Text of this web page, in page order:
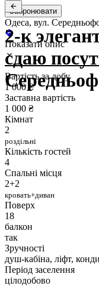
2-к
сдаю
Забронювати
Одеса, вул.
Показати опис
Вартість за добу
1 000 ₴
Заставна вартість
1 000 ₴
Кімнат
2
роздільні
Кількість гостей
4
Спальні місця
2+2
кровать+диван
Поверх
18
балкон
так
Зручності
душ-кабіна, ліфт,
Період заселення
цілодобово